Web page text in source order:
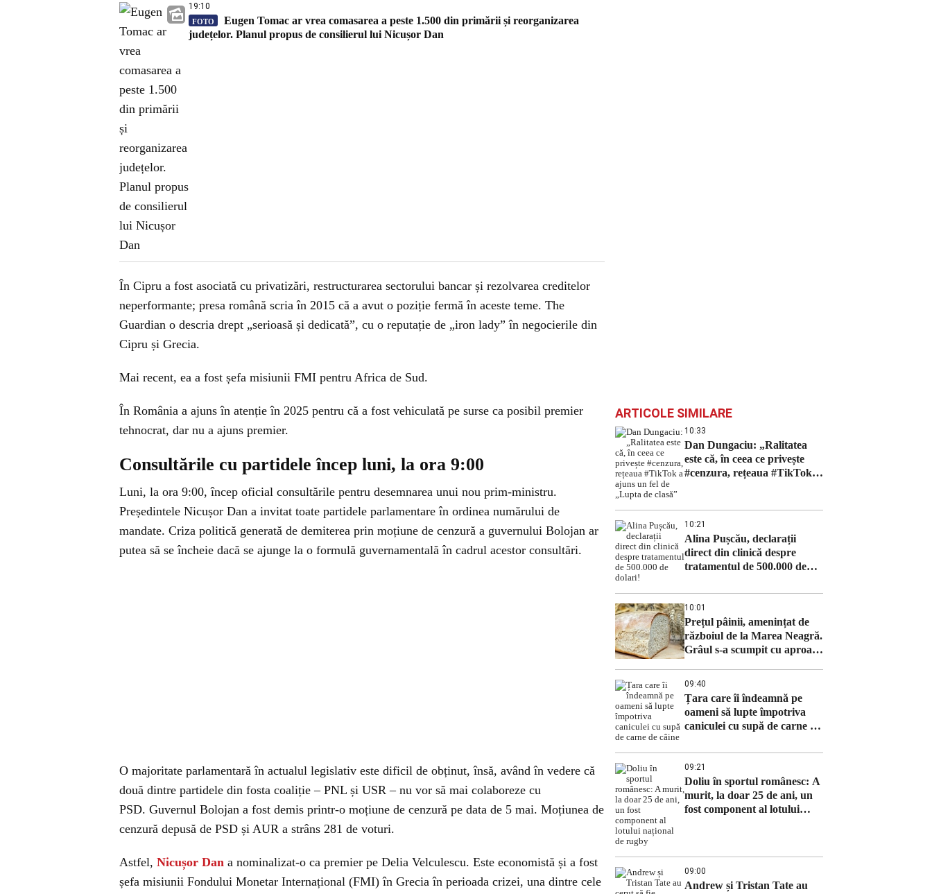
19:10
FOTO
Eugen Tomac ar vrea comasarea a peste 1.500 din primării și reorganizarea
județelor. Planul propus de consilierul lui Nicușor Dan
În Cipru a fost asociată cu privatizări, restructurarea sectorului bancar și rezolvarea creditelor
neperformante; presa română scria în 2015 că a avut o poziție fermă în aceste teme. The
Guardian o descria drept „serioasă și dedicată”, cu o reputație de „iron lady” în negocierile din
Cipru și Grecia.
Mai recent, ea a fost șefa misiunii FMI pentru Africa de Sud.
În România a ajuns în atenție în 2025 pentru că a fost vehiculată pe surse ca posibil premier
tehnocrat, dar nu a ajuns premier.
Consultările cu partidele încep luni, la ora 9:00
Luni, la ora 9:00, încep oficial consultările pentru desemnarea unui nou prim-ministru.
Președintele Nicușor Dan a invitat toate partidele parlamentare în ordinea numărului de
mandate. Criza politică generată de demiterea prin moțiune de cenzură a guvernului Bolojan ar
putea să se încheie dacă se ajunge la o formulă guvernamentală în cadrul acestor consultări.
O majoritate parlamentară în actualul legislativ este dificil de obținut, însă, având în vedere că
două dintre partidele din fosta coaliție – PNL și USR – nu vor să mai colaboreze cu
PSD. Guvernul Bolojan a fost demis printr-o moțiune de cenzură pe data de 5 mai. Moțiunea de
cenzură depusă de PSD și AUR a strâns 281 de voturi.
Astfel, Nicușor Dan a nominalizat-o ca premier pe Delia Velculescu. Este economistă și a fost
șefa misiunii Fondului Monetar Internațional (FMI) în Grecia în perioada crizei, una dintre cele
ARTICOLE SIMILARE
10:33
Dan Dungaciu: „Ralitatea
este că, în ceea ce privește
#cenzura, rețeaua #TikTok a
10:21
Alina Pușcău, declarații
direct din clinică despre
tratamentul de 500.000 de
10:01
Prețul pâinii, amenințat de
războiul de la Marea Neagră.
Grâul s-a scumpit cu aproape
09:40
Țara care îi îndeamnă pe
oameni să lupte împotriva
caniculei cu supă de carne de
09:21
Doliu în sportul românesc: A
murit, la doar 25 de ani, un
fost component al lotului
09:00
Andrew și Tristan Tate au